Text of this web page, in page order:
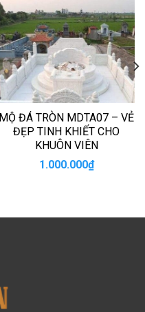
MỘ ĐÁ TRÒN MDTA07 – VẺ
ĐẸP TINH KHIẾT CHO
KHUÔN VIÊN
1.000.000₫